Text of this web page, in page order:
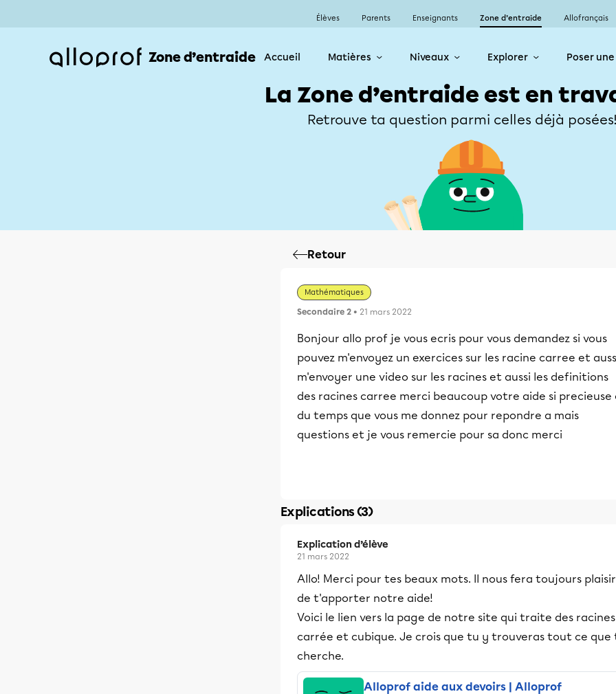
Élèves Parents Enseignants Zone d’entraide Allofrançais
Zone d’entraide Accueil Matières Niveaux Explorer Poser
La Zone d’entraide est en
Retrouve ta question parmi celles déjà
Retour
Mathématiques
Secondaire 2 • 21 mars 2022
Bonjour allo prof je vous ecris pour vous demandez si vous
pouvez m'envoyez un exercices sur les racine carree et
m'envoyer une video sur les racines et aussi les definitions
des racines carree merci beaucoup votre aide si precieuse
du temps que vous me donnez pour repondre a mais
questions et je vous remercie pour sa donc merci
Explications (3)
Explication d’élève
21 mars 2022
Allo! Merci pour tes beaux mots. Il nous fera toujours plaisir
de t'apporter notre aide!
Voici le lien vers la page de notre site qui traite des racines
carrée et cubique. Je crois que tu y trouveras tout ce que
cherche.
Alloprof aide aux devoirs | Alloprof